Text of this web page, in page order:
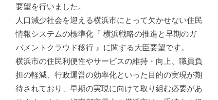
要望を行いました。
人口減少社会を迎える横浜市にとって欠かせない住民
情報システムの標準化『 横浜戦略の推進と早期のガ
バメントクラウド移行 』に関する大臣要望です。
横浜市の住民利便性やサービスの維持・向上、職員負
担の軽減、行政運営の効率化といった目的の実現が期
待されており、早期の実現に向けて取り組む必要があ